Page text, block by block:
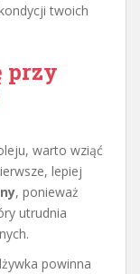
twoich
przy
warto wziąć
lepiej
, ponieważ
utrudnia
powinna